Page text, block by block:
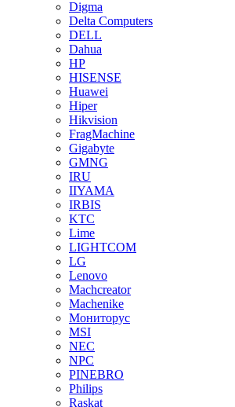
Digma
Delta Computers
DELL
Dahua
HP
HISENSE
Huawei
Hiper
Hikvision
FragMachine
Gigabyte
GMNG
IRU
IIYAMA
IRBIS
KTC
Lime
LIGHTCOM
LG
Lenovo
Machcreator
Machenike
Мониторус
MSI
NEC
NPC
PINEBRO
Philips
Raskat